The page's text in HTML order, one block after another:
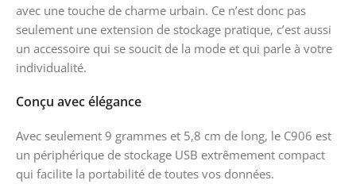
avec une touche de charme urbain. Ce n’est donc pas
seulement une extension de stockage pratique, c’est aussi
un accessoire qui se soucit de la mode et qui parle à votre
individualité.
Conçu avec élégance
Avec seulement 9 grammes et 5,8 cm de long, le C906 est
un périphérique de stockage USB extrêmement compact
qui facilite la portabilité de toutes vos données.